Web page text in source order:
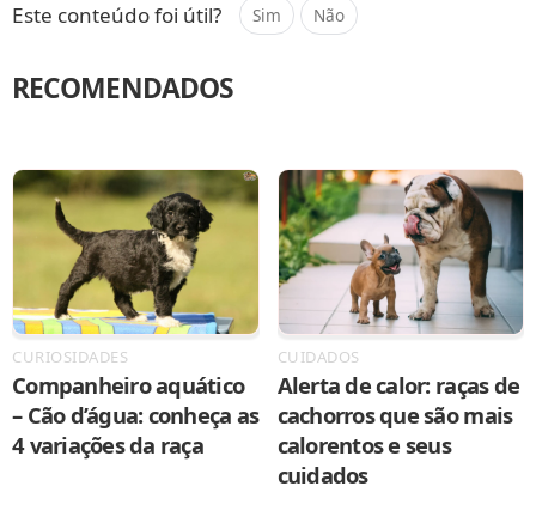
Este conteúdo foi útil? Sim Não
RECOMENDADOS
CURIOSIDADES
Companheiro aquático
– Cão d’água: conheça as
4 variações da raça
CUIDADOS
Alerta de calor: raças de
cachorros que são mais
calorentos e seus
cuidados